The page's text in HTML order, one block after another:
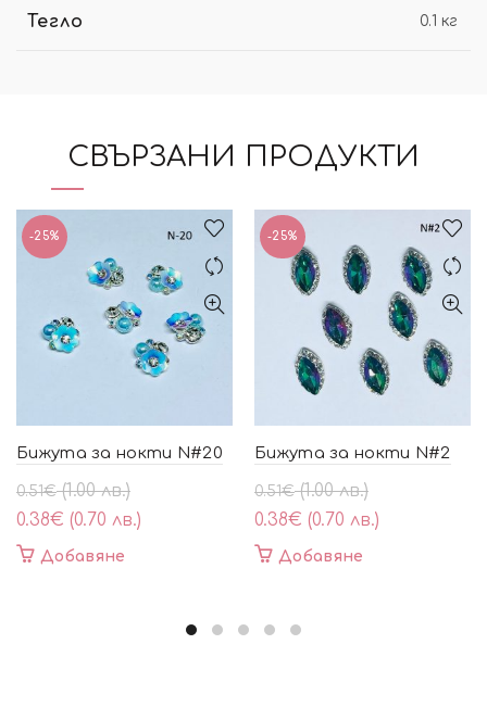
Тегло 0.1 кг
СВЪРЗАНИ ПРОДУКТИ
-25%
Бижута за нокти N#20
0.51€ (1.00 лв.)
Original
price
was:
0.51€
0.38€ (0.70 лв.)
Текущата
цена
е:
0.38€
Добавяне
-25%
Бижута за нокти N#2
0.51€ (1.00 лв.)
Original
price
was:
0.51€
лв.).
0.38€ (0.70 лв.)
Текущата
цена
е:
0.38€
лв.).
Добавяне